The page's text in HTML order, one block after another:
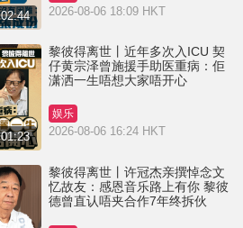
02:44 2026-08-06 18:09 HKT
01:23
黎彼得离世丨近年多次入ICU 契
仔黄宗泽曾施援手助医重病：佢
潇洒一生唔想大家唔开心
娱乐
2026-08-06 16:24 HKT
黎彼得离世丨许冠杰亲撰悼念文
忆故友：感恩音乐路上有你 黎彼
德曾直认唔夹合作7年终拆伙